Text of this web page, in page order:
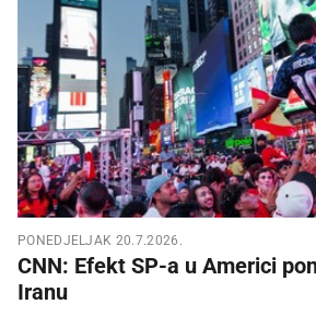
PONEDJELJAK 20.7.2026.
CNN: Efekt SP-a u Americi
Iranu